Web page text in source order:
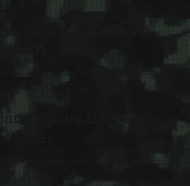
poginuo Ajdinović
poginuo Biogradlija